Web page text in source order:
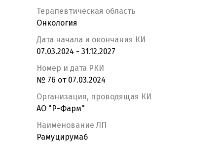
Терапевтическая область
Онкология
Дата начала и окончания КИ
07.03.2024 - 31.12.2027
Номер и дата РКИ
№ 76 от 07.03.2024
Организация, проводящая КИ
АО "Р-Фарм"
Наименование ЛП
Рамуцирумаб